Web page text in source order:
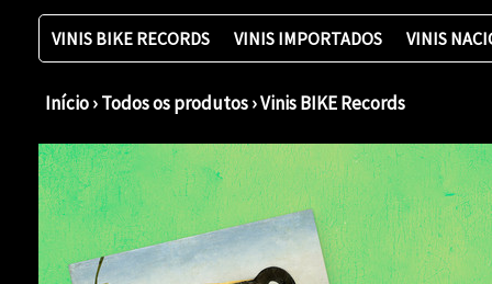
VINIS BIKE RECORDS VINIS IMPORTADOS VINIS
Início›Todos os produtos›Vinis BIKE Records